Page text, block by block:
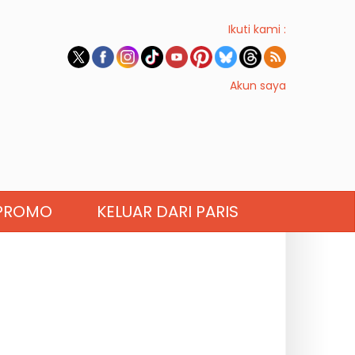
Ikuti kami :
Akun saya
KELUAR DARI PARIS